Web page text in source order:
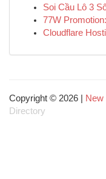
Soi Cầu Lô 3
77W
Cloudflare
Copyright © 2026 | New
Directory